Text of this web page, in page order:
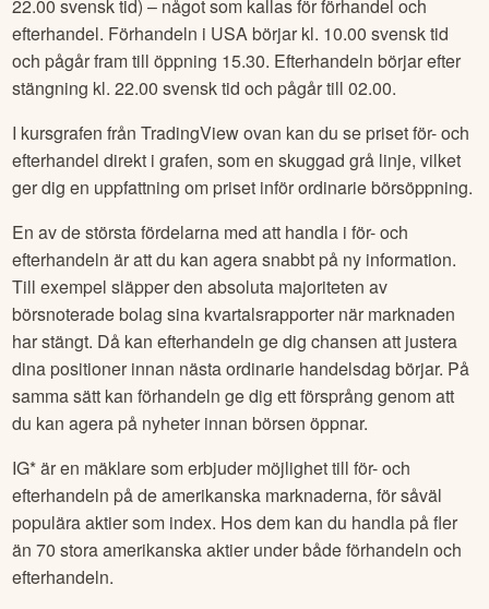
De största USA-börserna erbjuderhandel i amerikanska
aktier ävenutanför ordinarie handelstider(kl. 15.30-
22.00 svensk tid) – något som kallas för förhandel och
och pågår fram till öppning 15.30. Efterhandeln börjar efter
stängning kl. 22.00 svensk tid och pågår till 02.00.
efterhandel direkt i grafen, som en skuggad grå linje, vilket
ger dig en uppfattning om priset inför ordinarie börsöppning.
En av de största fördelarna med att handla i för- och
efterhandeln är att du kan agera snabbt på ny information.
Till exempel släpper den absoluta majoriteten av
börsnoterade bolag sina kvartalsrapporter när marknaden
har stängt. Då kan efterhandeln ge dig chansen att justera
samma sätt kan förhandeln ge dig ett försprång genom att
du kan agera på nyheter innan börsen öppnar.
IG* är en mäklare som erbjuder möjlighet till för- och
efterhandeln på de amerikanska marknaderna, för såväl